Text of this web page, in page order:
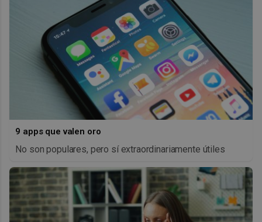
9 apps que valen oro
No son populares, pero sí extraordinariamente útiles